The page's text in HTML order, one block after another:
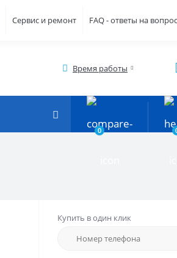
Сервис и ремонт FAQ - ответы на
Время работы
0
Купить в один клик